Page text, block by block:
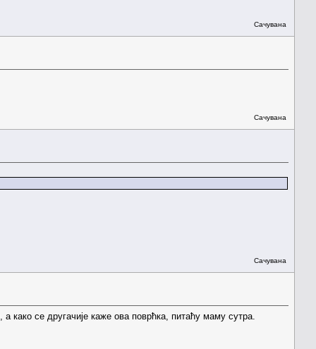
Сачувана
Сачувана
Сачувана
како се другачије каже ова поврћка, питаћу маму сутра.